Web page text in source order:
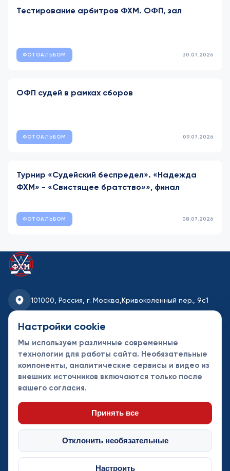
Тестирование арбитров ФХМ. ОФП, зал
ФОТОАЛЬБОМ 30.07.2026
ОФП судей в рамках сборов
ФОТОАЛЬБОМ 09.07.2026
Турнир «Судейский беспредел». «Надежда
ФХМ» - «Свистящее братство»», финал
ФОТОАЛЬБОМ 08.07.2026
101000, Россия, г. Москва, Кривоколенный пер., 9с1
fhmoscow@mail.ru
8-495-621-35-95
Новости
Турниры
Контакты
партнеры
Настройки cookie
Мы используем различные современные
технологии для работы сайта. Необязательные
компоненты, аналитические сервисы и видео из
внешних источников включаются только после
вашего согласия.
Принять все
Отклонить необязательные
Настроить